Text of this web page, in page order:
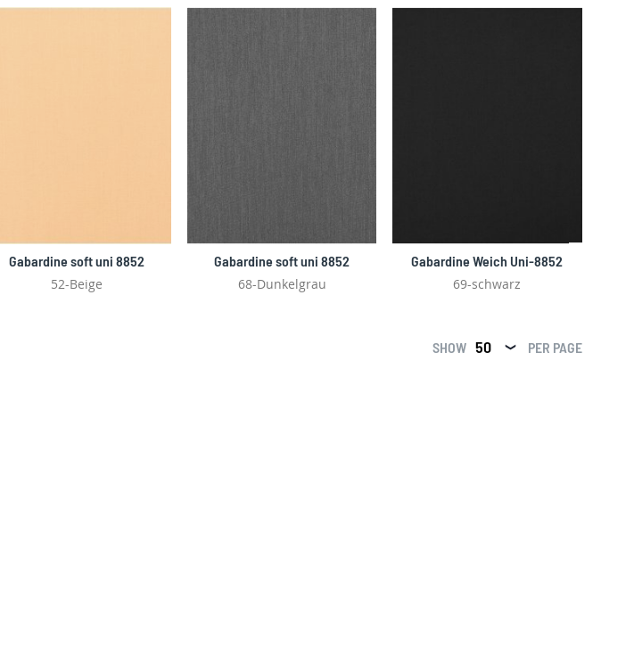
Gabardine soft uni 8852
52-Beige
Gabardine soft uni 8852
68-Dunkelgrau
Gabardine Weich Uni-8852
69-schwarz
SHOW PER PAGE